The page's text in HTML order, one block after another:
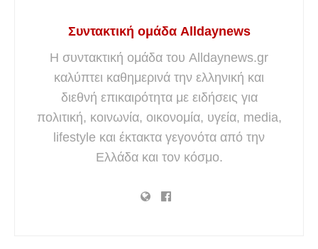
Συντακτική ομάδα Alldaynews
Η συντακτική ομάδα του Alldaynews.gr
καλύπτει καθημερινά την ελληνική και
διεθνή επικαιρότητα με ειδήσεις για
πολιτική, κοινωνία, οικονομία, υγεία, media,
lifestyle και έκτακτα γεγονότα από την
Ελλάδα και τον κόσμο.